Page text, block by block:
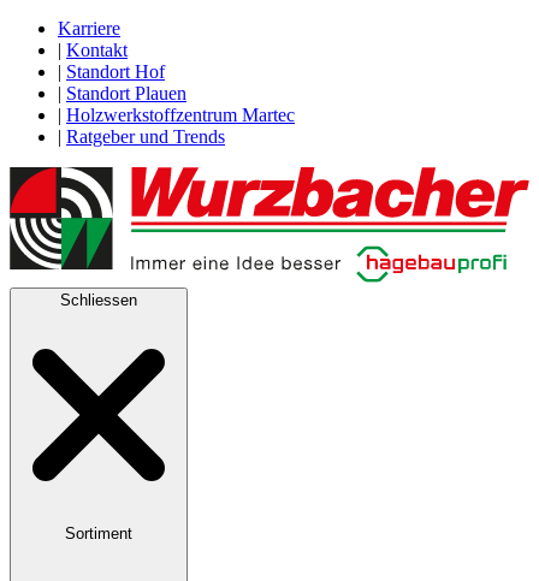
Karriere
| Kontakt
| Standort Hof
| Standort Plauen
| Holzwerkstoffzentrum Martec
| Ratgeber und Trends
Schliessen
Sortiment